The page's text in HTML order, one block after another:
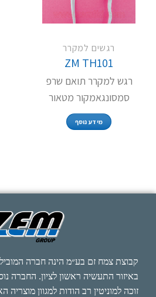
רגשים למקרר
ZM TH101
רגש למקרר תואם שרפ
סמסונגאמקור מטאור
מידע נוסף
קבוצת צמח זם בע״מ הינה חברה
זוכה למוניטין רב הודות למגוון מוצריה